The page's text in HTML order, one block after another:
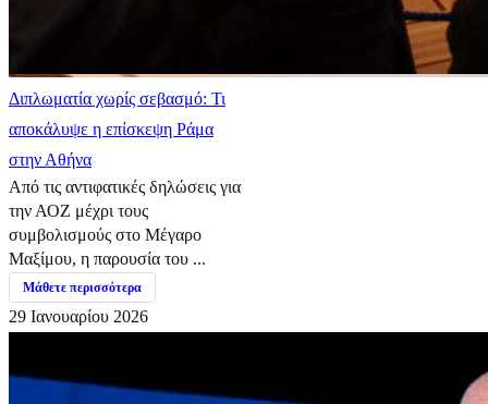
Διπλωματία χωρίς σεβασμό: Τι
αποκάλυψε η επίσκεψη Ράμα
στην Αθήνα
Από τις αντιφατικές δηλώσεις για
την ΑΟΖ μέχρι τους
συμβολισμούς στο Μέγαρο
Μαξίμου, η παρουσία του ...
Μάθετε περισσότερα
29 Ιανουαρίου 2026